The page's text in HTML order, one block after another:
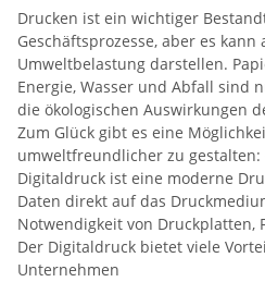
Drucken ist ein wichtiger
Geschäftsprozesse, aber es
Umweltbelastung darstellen.
Energie, Wasser und Abfall sind
die ökologischen Auswirkungen
Zum Glück gibt es eine
umweltfreundlicher zu
Digitaldruck ist eine moderne
Daten direkt auf das
Notwendigkeit von Druckplatten,
Der Digitaldruck bietet viele
Unternehmen